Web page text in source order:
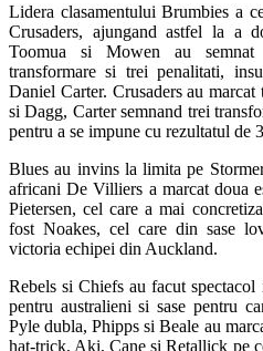
Lidera clasamentului Brumbies a
Crusaders, ajungand astfel la a
Toomua si Mowen au
transformare si trei penalitati,
Daniel Carter. Crusaders au
si Dagg, Carter semnand trei
pentru a se impune cu rezultatul de
Blues au invins la limita pe
africani De Villiers a marcat doua
Pietersen, cel care a mai
fost Noakes, cel care din sase
victoria echipei din Auckland.
Rebels si Chiefs au facut
pentru australieni si sase pentru
Pyle dubla, Phipps si Beale au
hat-trick, Aki, Cane si Retallick pe